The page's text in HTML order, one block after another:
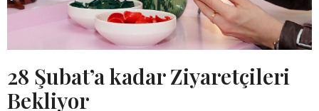
28 Şubat’a kadar Ziyaretçileri
Bekliyor